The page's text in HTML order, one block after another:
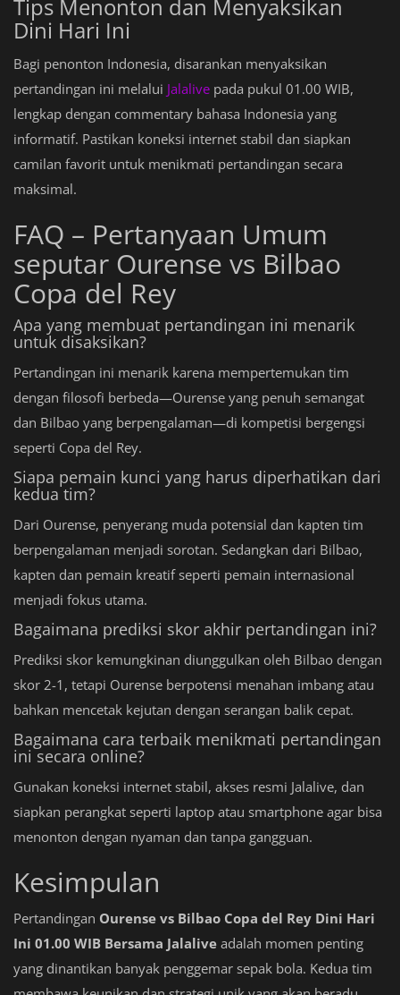
Tips Menonton dan Menyaksikan
Dini Hari Ini
Bagi penonton Indonesia, disarankan menyaksikan
pertandingan ini melalui Jalalive pada pukul 01.00 WIB,
lengkap dengan commentary bahasa Indonesia yang
informatif. Pastikan koneksi internet stabil dan siapkan
camilan favorit untuk menikmati pertandingan secara
maksimal.
FAQ – Pertanyaan Umum
seputar Ourense vs Bilbao
Copa del Rey
Apa yang membuat pertandingan ini menarik
untuk disaksikan?
Pertandingan ini menarik karena mempertemukan tim
dengan filosofi berbeda—Ourense yang penuh semangat
dan Bilbao yang berpengalaman—di kompetisi bergengsi
seperti Copa del Rey.
Siapa pemain kunci yang harus diperhatikan dari
kedua tim?
Dari Ourense, penyerang muda potensial dan kapten tim
berpengalaman menjadi sorotan. Sedangkan dari Bilbao,
kapten dan pemain kreatif seperti pemain internasional
menjadi fokus utama.
Bagaimana prediksi skor akhir pertandingan ini?
Prediksi skor kemungkinan diunggulkan oleh Bilbao dengan
skor 2-1, tetapi Ourense berpotensi menahan imbang atau
bahkan mencetak kejutan dengan serangan balik cepat.
Bagaimana cara terbaik menikmati pertandingan
ini secara online?
Gunakan koneksi internet stabil, akses resmi Jalalive, dan
siapkan perangkat seperti laptop atau smartphone agar bisa
menonton dengan nyaman dan tanpa gangguan.
Kesimpulan
Pertandingan Ourense vs Bilbao Copa del Rey Dini Hari
Ini 01.00 WIB Bersama Jalalive adalah momen penting
yang dinantikan banyak penggemar sepak bola. Kedua tim